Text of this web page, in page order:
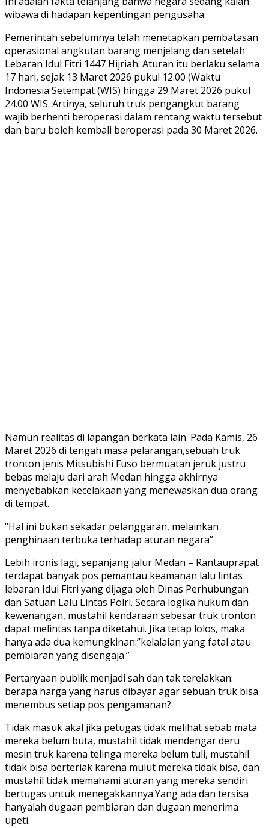
wibawa di hadapan kepentingan pengusaha.
Pemerintah sebelumnya telah menetapkan pembatasan
operasional angkutan barang menjelang dan setelah
Lebaran Idul Fitri 1447 Hijriah. Aturan itu berlaku selama
17 hari, sejak 13 Maret 2026 pukul 12.00 (Waktu
Indonesia Setempat (WIS) hingga 29 Maret 2026 pukul
24.00 WIS. Artinya, seluruh truk pengangkut barang
wajib berhenti beroperasi dalam rentang waktu tersebut
dan baru boleh kembali beroperasi pada 30 Maret 2026.
Namun realitas di lapangan berkata lain. Pada Kamis, 26
Maret 2026 di tengah masa pelarangan,sebuah truk
tronton jenis Mitsubishi Fuso bermuatan jeruk justru
bebas melaju dari arah Medan hingga akhirnya
menyebabkan kecelakaan yang menewaskan dua orang
di tempat.
“Hal ini bukan sekadar pelanggaran, melainkan
penghinaan terbuka terhadap aturan negara”
Lebih ironis lagi, sepanjang jalur Medan – Rantauprapat
terdapat banyak pos pemantau keamanan lalu lintas
lebaran Idul Fitri yang dijaga oleh Dinas Perhubungan
dan Satuan Lalu Lintas Polri. Secara logika hukum dan
kewenangan, mustahil kendaraan sebesar truk tronton
dapat melintas tanpa diketahui. Jika tetap lolos, maka
hanya ada dua kemungkinan:”kelalaian yang fatal atau
pembiaran yang disengaja.”
Pertanyaan publik menjadi sah dan tak terelakkan:
berapa harga yang harus dibayar agar sebuah truk bisa
menembus setiap pos pengamanan?
Tidak masuk akal jika petugas tidak melihat sebab mata
mereka belum buta, mustahil tidak mendengar deru
mesin truk karena telinga mereka belum tuli, mustahil
tidak bisa berteriak karena mulut mereka tidak bisa, dan
mustahil tidak memahami aturan yang mereka sendiri
bertugas untuk menegakkannya.Yang ada dan tersisa
hanyalah dugaan pembiaran dan dugaan menerima
upeti.